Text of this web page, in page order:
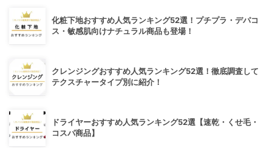
化粧下地おすすめ人気ランキング52選！プチプラ・デパコ
ス・敏感肌向けナチュラル商品も登場！
クレンジングおすすめ人気ランキング52選！徹底調査して
テクスチャータイプ別に紹介！
ドライヤーおすすめ人気ランキング52選【速乾・くせ毛・
コスパ商品】